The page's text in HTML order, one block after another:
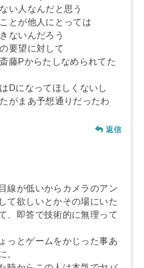
い人なんだと思う
とが他人にとっては
ないんだろう
要望に対して
藤Pからたしなめられてた
Dになってほしくないし
がまあ予想通りだったわ
返信
線が低いからカメラのアン
て欲しいとかその場にいた
、即答で技術的に無理って
っとゲームをかじった事あ
。